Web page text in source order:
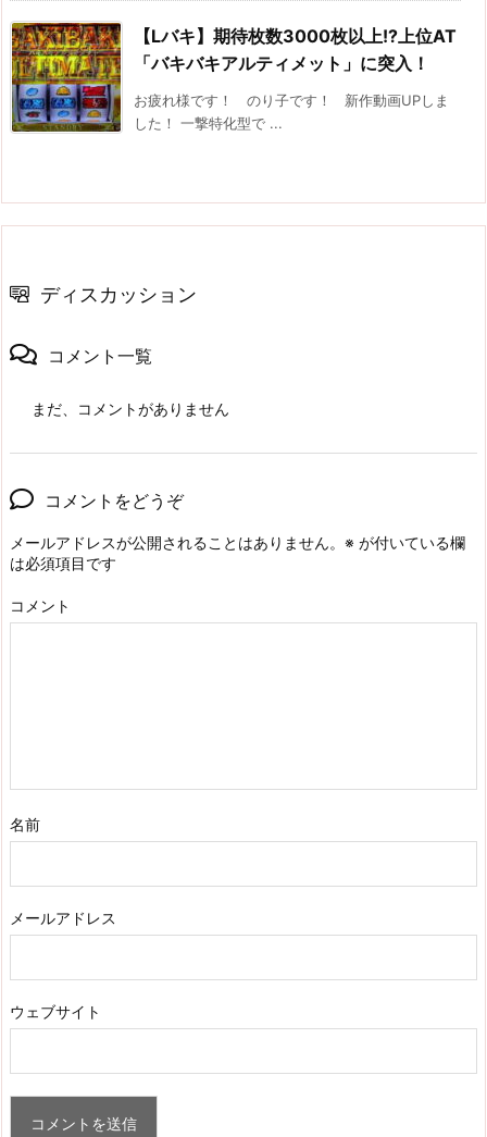
【Lバキ】期待枚数3000枚以上!?上位AT
「バキバキアルティメット」に突入！
お疲れ様です！ のり子です！ 新作動画UPしま
した！ 一撃特化型で ...
ディスカッション
コメント一覧
まだ、コメントがありません
コメントをどうぞ
メールアドレスが公開されることはありません。 ※ が付いている欄
は必須項目です
コメント
名前
メールアドレス
ウェブサイト